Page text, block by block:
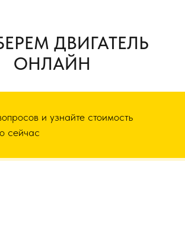
ДВИГАТЕЛЬ
ОНЛАЙН
и узнайте стоимость
сейчас